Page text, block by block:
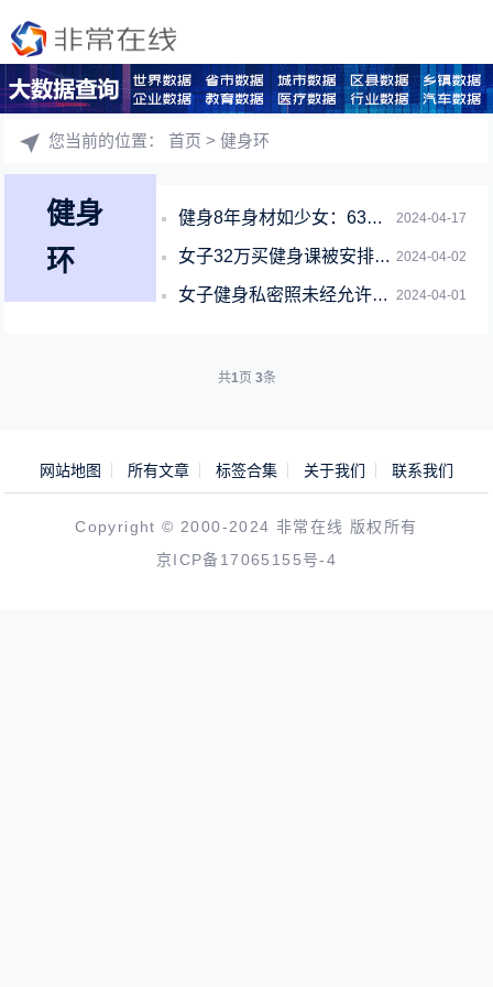
您当前的位置：首页 > 健身环
健身
环
2024-04-17
健身8年身材如少女：63岁健身阿姨称走红后视频被盗用 本人发声
2024-04-02
女子32万买健身课被安排一天六七节 网友质疑：这是花钱上班
2024-04-01
女子健身私密照未经允许被发网上 涉事教练：没露脸
共1页 3条
网站地图 所有文章 标签合集 关于我们 联系我们
Copyright © 2000-2024 非常在线 版权所有
京ICP备17065155号-4